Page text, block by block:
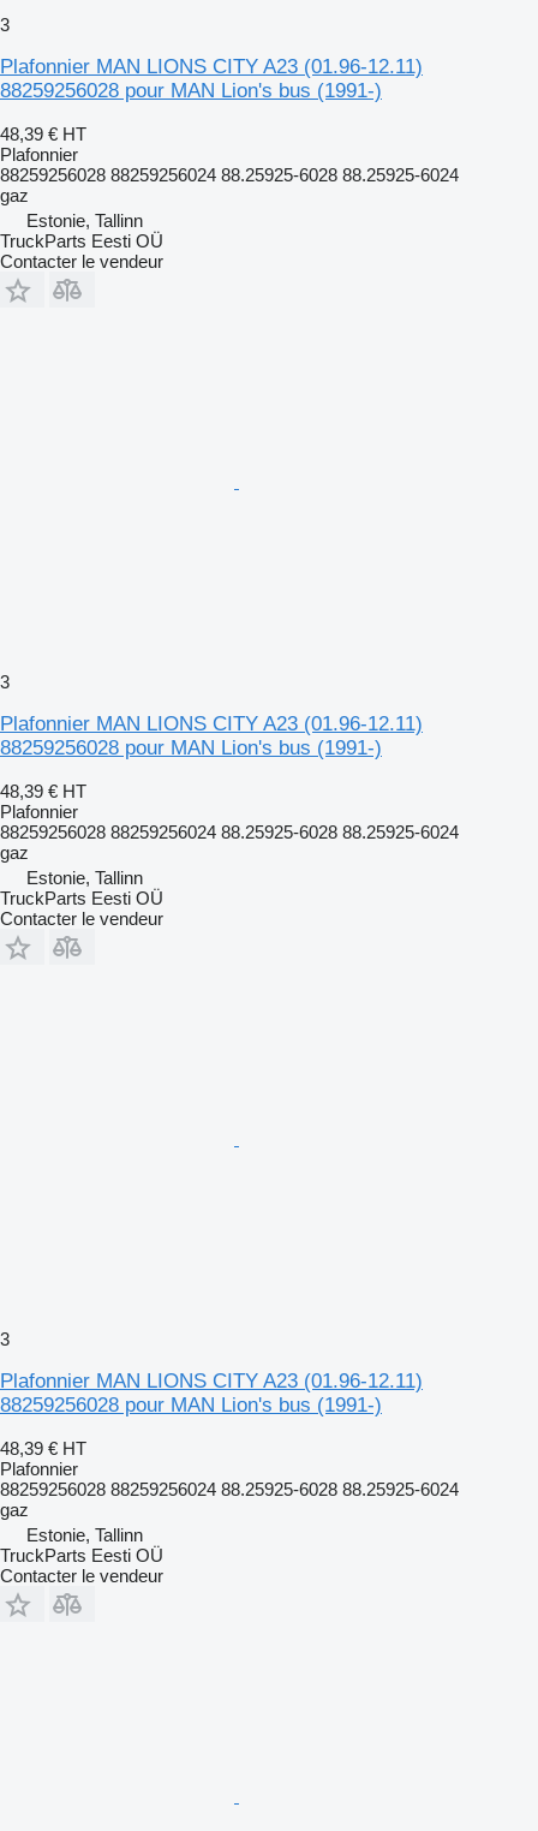
3
Plafonnier MAN LIONS CITY A23 (01.96-12.11)
88259256028 pour MAN Lion's bus (1991-)
48,39 € HT
Plafonnier
88259256028 88259256024 88.25925-6028 88.25925-6024
gaz
Estonie, Tallinn
TruckParts Eesti OÜ
Contacter le vendeur
3
Plafonnier MAN LIONS CITY A23 (01.96-12.11)
88259256028 pour MAN Lion's bus (1991-)
48,39 € HT
Plafonnier
88259256028 88259256024 88.25925-6028 88.25925-6024
gaz
Estonie, Tallinn
TruckParts Eesti OÜ
Contacter le vendeur
3
Plafonnier MAN LIONS CITY A23 (01.96-12.11)
88259256028 pour MAN Lion's bus (1991-)
48,39 € HT
Plafonnier
88259256028 88259256024 88.25925-6028 88.25925-6024
gaz
Estonie, Tallinn
TruckParts Eesti OÜ
Contacter le vendeur